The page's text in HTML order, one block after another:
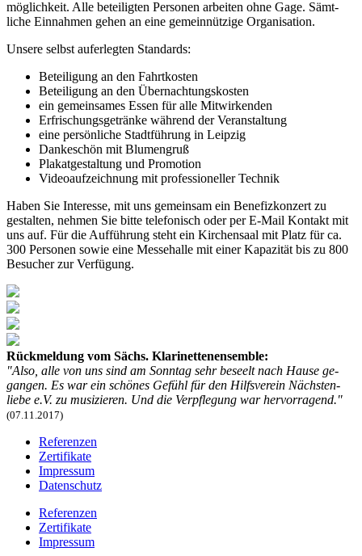
mög­lich­keit. Alle be­tei­ligten Personen arbeiten ohne Gage. Sämt­
liche Ein­nah­men gehen an eine ge­mein­nüt­zige Or­gani­sation.
Unsere selbst auferlegten Standards:
Beteiligung an den Fahrtkosten
Beteiligung an den Über­nach­tungs­kos­ten
ein gemeinsames Essen für alle Mit­wir­ken­den
Erfrischungsgetränke während der Ver­an­stal­tung
eine persönliche Stadtführung in Leipzig
Dankeschön mit Blumengruß
Plakatgestaltung und Promotion
Videoaufzeichnung mit profes­sioneller Tech­nik
Haben Sie Interesse, mit uns gemeinsam ein Benefizkonzert zu
gestalten, nehmen Sie bitte telefonisch oder per E-Mail Kontakt mit
uns auf. Für die Auf­führung steht ein Kirchen­saal mit Platz für ca.
300 Per­sonen sowie eine Messe­halle mit einer Kapazität bis zu 800
Be­sucher zur Verfügung.
Rückmeldung vom Sächs. Klari­net­ten­en­sem­ble:
"Also, alle von uns sind am Sonntag sehr beseelt nach Hause ge­
gan­gen. Es war ein schönes Ge­fühl für den Hilfs­verein Nächs­ten­
liebe e.V. zu musi­zieren. Und die Ver­pfle­gung war hervor­ra­gend."
(07.11.2017)
Referenzen
Zertifikate
Impressum
Datenschutz
Referenzen
Zertifikate
Impressum